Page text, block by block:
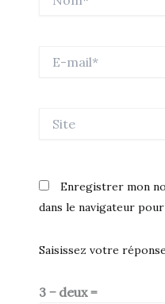
mail*
Enregistrer mon
dans le navigateur
Saisissez votre
3 − deux =